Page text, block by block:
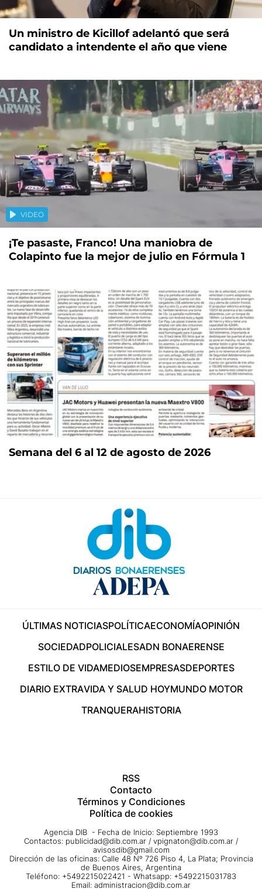
Un ministro de Kicillof adelantó que será
candidato a intendente el año que viene
VIDEO
¡Te pasaste, Franco! Una maniobra de
Colapinto fue la mejor de julio en Fórmula 1
Semana del 6 al 12 de agosto de 2026
ÚLTIMAS NOTICIASPOLÍTICAECONOMÍAOPINIÓN
SOCIEDADPOLICIALESADN BONAERENSE
ESTILO DE VIDAMEDIOSEMPRESASDEPORTES
DIARIO EXTRAVIDA Y SALUD HOYMUNDO MOTOR
TRANQUERAHISTORIA
RSS
Contacto
Términos y Condiciones
Política de cookies
Agencia DIB - Fecha de Inicio: Septiembre 1993
Contactos: publicidad@dib.com.ar / vpignaton@dib.com.ar /
avisosdib@gmail.com
Dirección de las oficinas: Calle 48 Nº 726 Piso 4, La Plata; Provincia
de Buenos Aires, Argentina
Teléfono: +5492215022421 - Whatsapp: +5492215031783
Email: administracion@dib.com.ar